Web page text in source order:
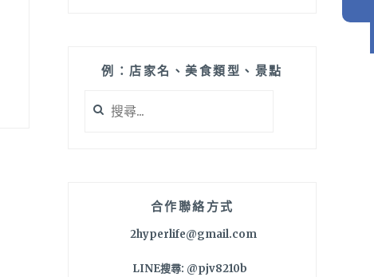
例：店家名、美食類型、景點
尋
合作聯絡方式
2hyperlife@gmail.com
LINE搜尋: @pjv8210b